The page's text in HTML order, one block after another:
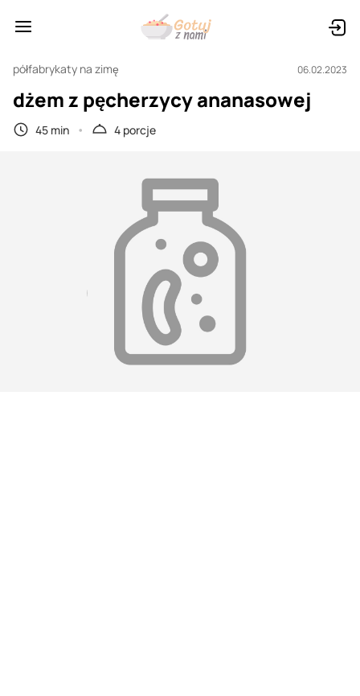
półfabrykaty na zimę 06.02.2023
dżem z pęcherzycy ananasowej
45 min 4 porcje